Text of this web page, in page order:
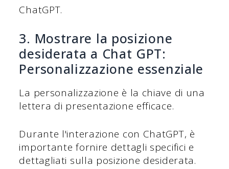
ChatGPT.
3. Mostrare la posizione
desiderata a Chat GPT:
Personalizzazione essenziale
La personalizzazione è la chiave di una
lettera di presentazione efficace.
Durante l'interazione con ChatGPT, è
importante fornire dettagli specifici e
dettagliati sulla posizione desiderata.